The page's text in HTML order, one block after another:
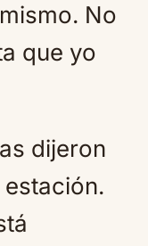
No
que yo
dijeron